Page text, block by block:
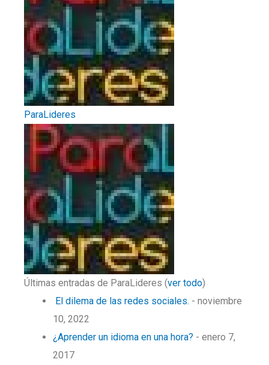
ParaLideres
Últimas entradas de ParaLideres (ver todo)
El dilema de las redes sociales. - noviembre
10, 2022
¿Aprender un idioma en una hora? - enero 7,
2017